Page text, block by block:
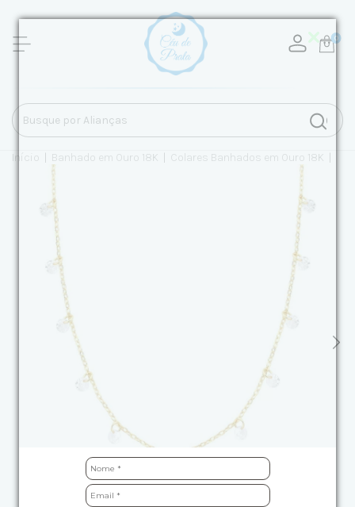
0
Início Banhado em Ouro 18K Colares Banhados em Ouro 18K